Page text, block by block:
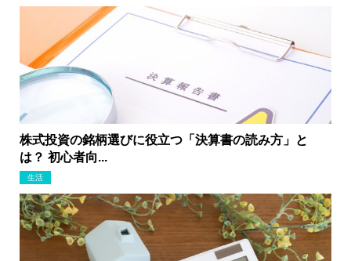
株式投資の銘柄選びに役立つ「決算書の読み方」と
は？ 初心者向...
生活